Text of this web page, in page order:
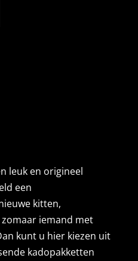
leuk en origineel
een
kitten,
iemand met
kunt u hier kiezen uit
kadopakketten